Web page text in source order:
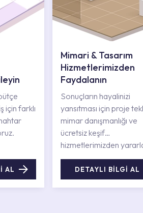
için farklı
AL
Mimari & Tasarım
Hizmetlerimizden
Faydalanın
Sonuçların hayalinizi
yansıtması için proje
mimar danışmanlığı ve
ücretsiz keşif
hizmetlerimizden
DETAYLI BİLGİ AL